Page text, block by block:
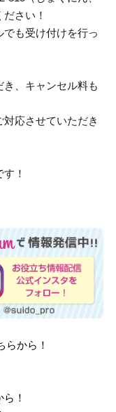
さい！
も受け付けを行っ
、キャンセル料も
応させていただき
！
から！
！